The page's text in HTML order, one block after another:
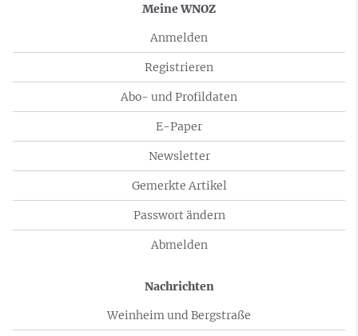
Meine WNOZ
Anmelden
Registrieren
Abo- und Profildaten
E-Paper
Newsletter
Gemerkte Artikel
Passwort ändern
Abmelden
Nachrichten
Weinheim und Bergstraße